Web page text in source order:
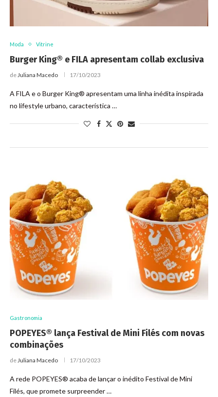
Moda Vitrine
Burger King® e FILA apresentam collab exclusiva
deJuliana Macedo 17/10/2023
A FILA e o Burger King® apresentam uma linha inédita inspirada
no lifestyle urbano, característica …
Gastronomia
POPEYES® lança Festival de Mini Filés com novas
combinações
deJuliana Macedo 17/10/2023
A rede POPEYES® acaba de lançar o inédito Festival de Mini
Filés, que promete surpreender …